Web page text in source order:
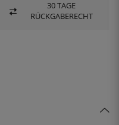
30 TAGE
RÜCKGABERECHT